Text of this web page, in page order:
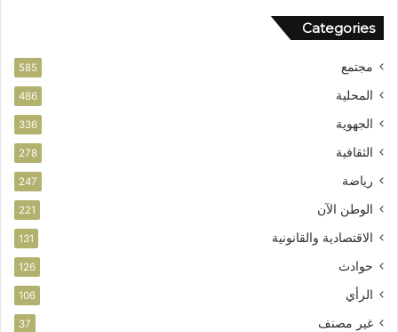
Categories
مجتمع 585
المحلية 486
الجهوية 336
الثقافية 278
رياضة 247
الوطن الآن 221
الاقتصادية والقانونية 131
حوادث 126
الرأي 106
غير مصنف 37